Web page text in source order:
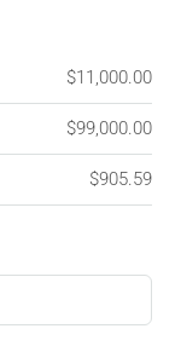
$11,000.00
$99,000.00
$905.59